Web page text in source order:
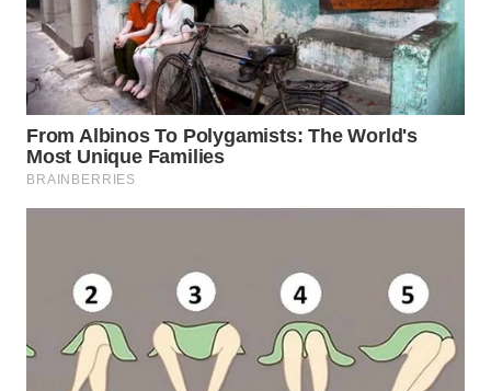
WN
SIMALUNGUN
WN
LABUHANBATU
WN DELI
SERDANG
WN